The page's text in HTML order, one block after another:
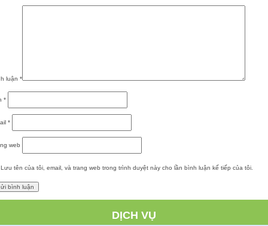
luận *
*
*
web
Lưu tên của tôi, email, và trang web trong trình duyệt này cho lần bình luận kế tiếp của tôi.
DỊCH VỤ